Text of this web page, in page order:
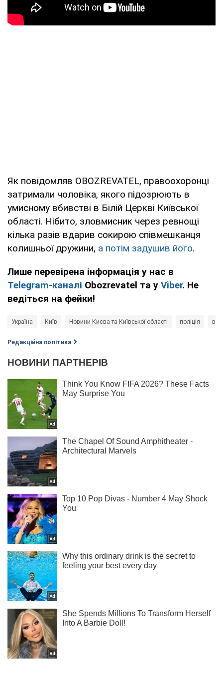
Як повідомляв OBOZREVATEL, правоохоронці
затримали чоловіка, якого підозрюють в
умисному вбивстві в Білій Церкві Київської
області. Нібито, зловмисник через ревнощі
кілька разів вдарив сокирою співмешканця
колишньої дружини, а потім задушив його.
Лише перевірена інформація у нас в
Telegram-каналі Obozrevatel та у Viber. Не
ведіться на фейки!
Україна Київ Новини Києва та Київської області поліція
Редакційна політика